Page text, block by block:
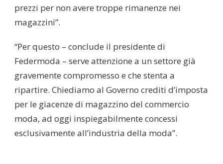
prezzi per non avere troppe rimanenze nei
magazzini”.
“Per questo – conclude il presidente di
Federmoda – serve attenzione a un settore già
gravemente compromesso e che stenta a
ripartire. Chiediamo al Governo crediti d’imposta
per le giacenze di magazzino del commercio
moda, ad oggi inspiegabilmente concessi
esclusivamente all’industria della moda”.